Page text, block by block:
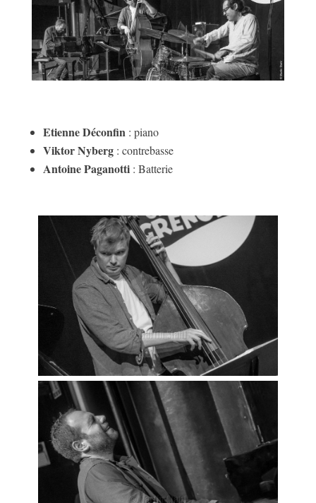
Etienne Déconfin: piano
Viktor Nyberg: contrebasse
Antoine Paganotti: Batterie